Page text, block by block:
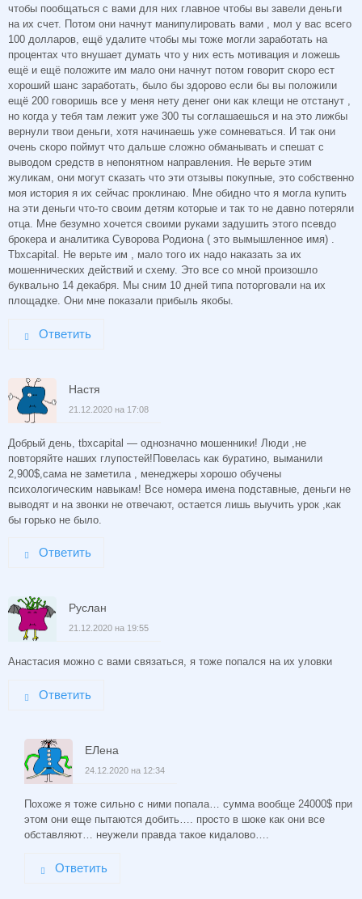
чтобы пообщаться с вами для них главное чтобы вы завели деньги
на их счет. Потом они начнут манипулировать вами , мол у вас всего
100 долларов, ещё удалите чтобы мы тоже могли заработать на
процентах что внушает думать что у них есть мотивация и ложешь
ещё и ещё положите им мало они начнут потом говорит скоро ест
хороший шанс заработать, было бы здорово если бы вы положили
ещё 200 говоришь все у меня нету денег они как клещи не отстанут ,
но когда у тебя там лежит уже 300 ты соглашаешься и на это лижбы
вернули твои деньги, хотя начинаешь уже сомневаться. И так они
очень скоро поймут что дальше сложно обманывать и спешат с
выводом средств в непонятном направления. Не верьте этим
жуликам, они могут сказать что эти отзывы покупные, это собственно
моя история я их сейчас проклинаю. Мне обидно что я могла купить
на эти деньги что-то своим детям которые и так то не давно потеряли
отца. Мне безумно хочется своими руками задушить этого псевдо
брокера и аналитика Суворова Родиона ( это вымышленное имя) .
Tbxcapital. Не верьте им , мало того их надо наказать за их
мошеннических действий и схему. Это все со мной произошло
буквально 14 декабря. Мы сним 10 дней типа поторговали на их
площадке. Они мне показали прибыль якобы.
Ответить
Настя
21.12.2020 на 17:08
Добрый день, tbxcapital — однозначно мошенники! Люди ,не
повторяйте наших глупостей!Повелась как буратино, выманили
2,900$,сама не заметила , менеджеры хорошо обучены
психологическим навыкам! Все номера имена подставные, деньги не
выводят и на звонки не отвечают, остается лишь выучить урок ,как
бы горько не было.
Ответить
Руслан
21.12.2020 на 19:55
Анастасия можно с вами связаться, я тоже попался на их уловки
Ответить
ЕЛена
24.12.2020 на 12:34
Похоже я тоже сильно с ними попала… сумма вообще 24000$ при
этом они еще пытаются добить…. просто в шоке как они все
обставляют… неужели правда такое кидалово….
Ответить